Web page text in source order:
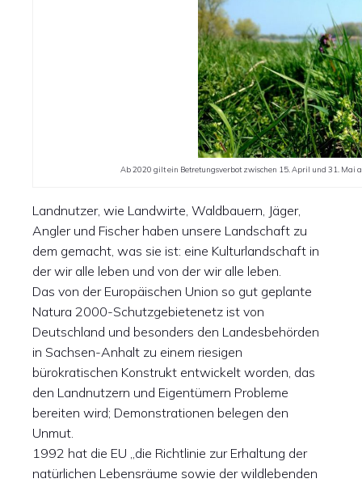
Ab 2020 gilt ein Betretungsverbot zwischen 15. April und 31. Mai
Landnutzer, wie Landwirte, Waldbauern, Jäger,
Angler und Fischer haben unsere Landschaft zu
dem gemacht, was sie ist: eine Kulturlandschaft in
der wir alle leben und von der wir alle leben.
Das von der Europäischen Union so gut geplante
Natura 2000-Schutzgebietenetz ist von
Deutschland und besonders den Landesbehörden
in Sachsen-Anhalt zu einem riesigen
bürokratischen Konstrukt entwickelt worden, das
den Landnutzern und Eigentümern Probleme
bereiten wird; Demonstrationen belegen den
Unmut.
1992 hat die EU „die Richtlinie zur Erhaltung der
natürlichen Lebensräume sowie der wildlebenden